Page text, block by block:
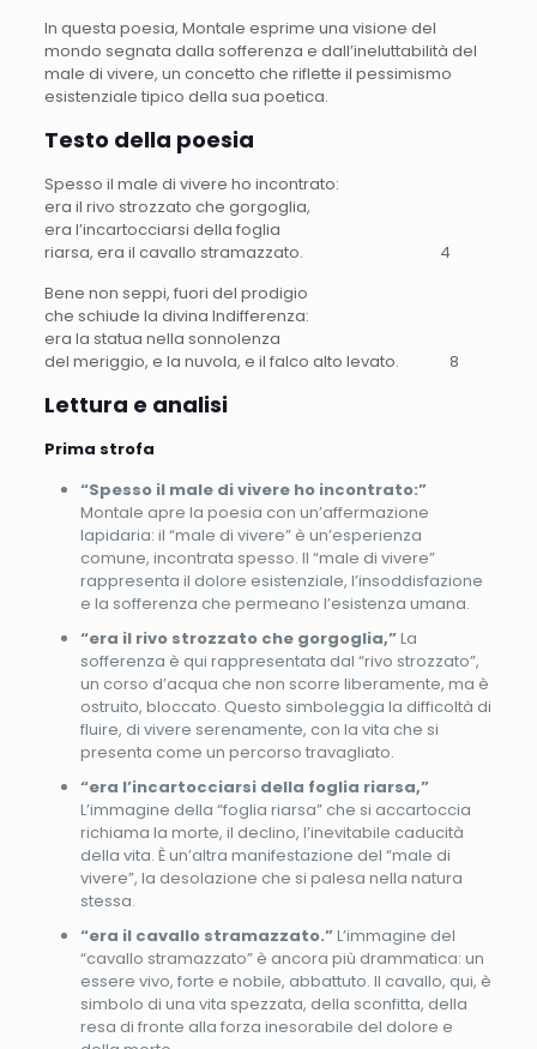
In questa poesia, Montale esprime una visione del
mondo segnata dalla sofferenza e dall’ineluttabilità del
male di vivere, un concetto che riflette il pessimismo
esistenziale tipico della sua poetica.
Testo della poesia
Spesso il male di vivere ho incontrato:
era il rivo strozzato che gorgoglia,
era l’incartocciarsi della foglia
riarsa, era il cavallo stramazzato. 4
Bene non seppi, fuori del prodigio
che schiude la divina Indifferenza:
era la statua nella sonnolenza
del meriggio, e la nuvola, e il falco alto levato. 8
Lettura e analisi
Prima strofa
“Spesso il male di vivere ho incontrato:”
Montale apre la poesia con un’affermazione
lapidaria: il “male di vivere” è un’esperienza
comune, incontrata spesso. Il “male di vivere”
rappresenta il dolore esistenziale, l’insoddisfazione
e la sofferenza che permeano l’esistenza umana.
“era il rivo strozzato che gorgoglia,”La
sofferenza è qui rappresentata dal “rivo strozzato”,
un corso d’acqua che non scorre liberamente, ma è
ostruito, bloccato. Questo simboleggia la difficoltà di
fluire, di vivere serenamente, con la vita che si
presenta come un percorso travagliato.
“era l’incartocciarsi della foglia riarsa,”
L’immagine della “foglia riarsa” che si accartoccia
richiama la morte, il declino, l’inevitabile caducità
della vita. È un’altra manifestazione del “male di
vivere”, la desolazione che si palesa nella natura
stessa.
“era il cavallo stramazzato.”L’immagine del
“cavallo stramazzato” è ancora più drammatica: un
essere vivo, forte e nobile, abbattuto. Il cavallo, qui, è
simbolo di una vita spezzata, della sconfitta, della
resa di fronte alla forza inesorabile del dolore e